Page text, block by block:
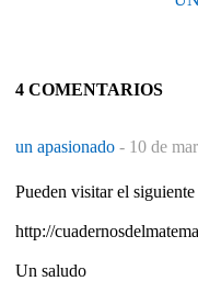
4 COMENTARIOS
un apasionado - 10 de
Pueden visitar el siguiente
http://
Un saludo